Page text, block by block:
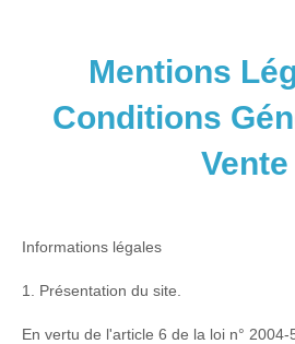
Mentions
Conditions
Vente
Informations légales
1. Présentation du site.
En vertu de l'article 6 de la loi n°